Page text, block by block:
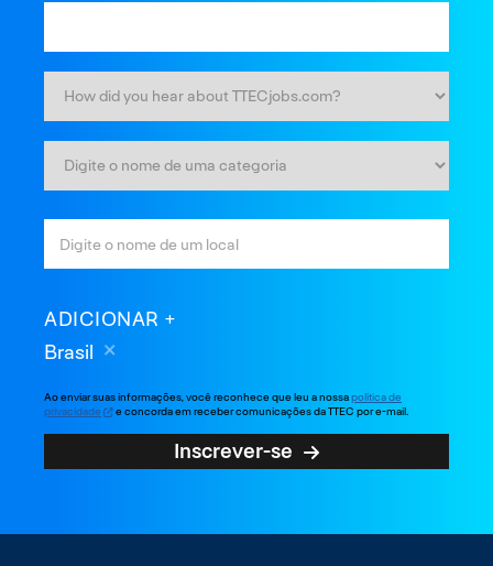
ADICIONAR
Brasil
Ao enviar suas informações, você reconhece que leu a nossapolítica de
privacidade
e concorda em receber comunicações da TTEC por e-mail.
Inscrever-se